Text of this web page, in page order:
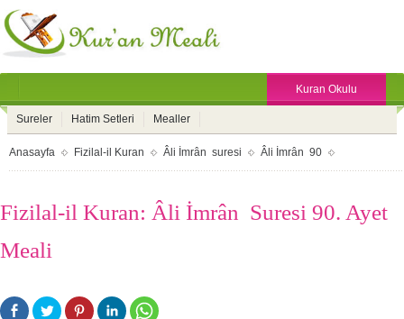
Kuran Okulu
Sureler Hatim Setleri Mealler
Anasayfa Fizilal-il Kuran Âli İmrân suresi Âli İmrân 90
Fizilal-il Kuran: Âli İmrân Suresi 90. Ayet
Meali